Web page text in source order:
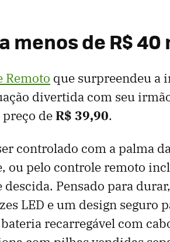
menos de R$ 40
Remoto que surpreendeu a
divertida com seu
preço deR$ 39,90.
controlado com a palma
ou pelo controle remoto
Pensado para
LED e um design seguro
recarregável com